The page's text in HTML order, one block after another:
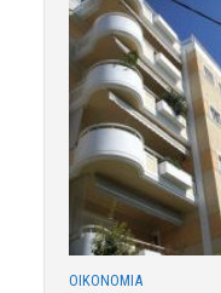
OIKONOMIA